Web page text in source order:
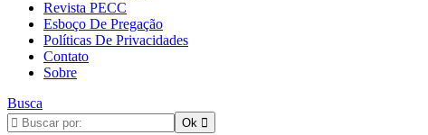
Revista PECC
Esboço De Pregação
Políticas De Privacidades
Contato
Sobre
Busca